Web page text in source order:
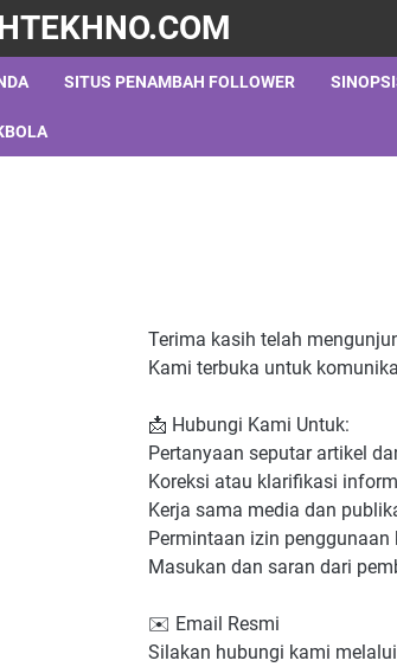
SITUS PENAMBAH FOLLOWER
Terima kasih telah
Kami terbuka untuk
📩 Hubungi Kami Untuk:
Pertanyaan seputar artikel
Koreksi atau klarifikasi
Kerja sama media dan
Permintaan izin penggunaan
Masukan dan saran dari
✉️ Email Resmi
Silakan hubungi kami